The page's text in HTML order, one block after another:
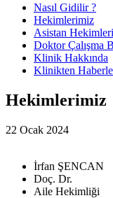
Nasıl Gidilir ?
Hekimlerimiz
Asistan
Doktor Çalışma
Klinik Hakkında
Klinikten
Hekimlerimiz
22 Ocak 2024
İrfan ŞENCAN
Doç. Dr.
Aile Hekimliği